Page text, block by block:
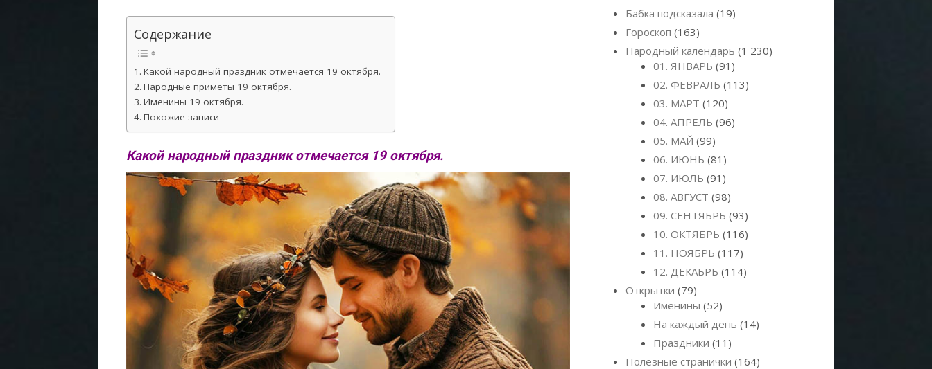
Содержание
Какой народный праздник отмечается 19 октября.
Народные приметы 19 октября.
Именины 19 октября.
Похожие записи
Какой народный праздник отмечается 19 октября.
Бабка подсказала (19)
Гороскоп (163)
Народный календарь (1 230)
01. ЯНВАРЬ (91)
02. ФЕВРАЛЬ (113)
03. МАРТ (120)
04. АПРЕЛЬ (96)
05. МАЙ (99)
06. ИЮНЬ (81)
07. ИЮЛЬ (91)
08. АВГУСТ (98)
09. СЕНТЯБРЬ (93)
10. ОКТЯБРЬ (116)
11. НОЯБРЬ (117)
12. ДЕКАБРЬ (114)
Открытки (79)
Именины (52)
На каждый день (14)
Праздники (11)
Полезные странички (164)